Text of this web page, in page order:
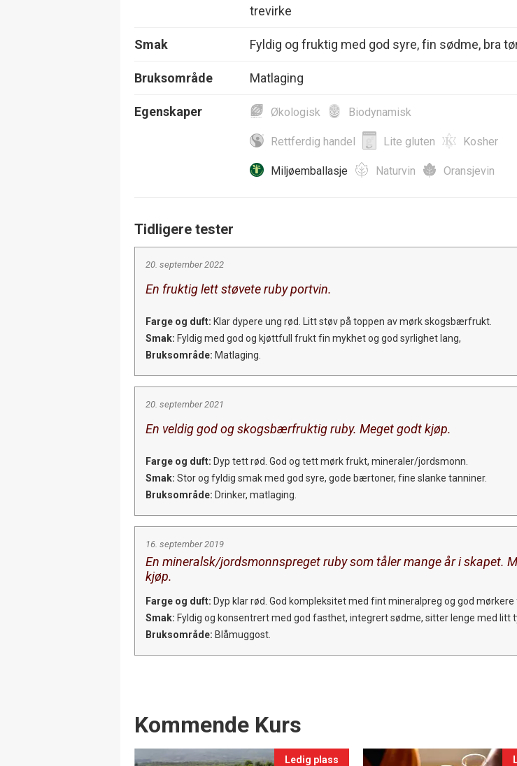
trevirke
Smak Fyldig og fruktig med god syre, fin sødme, bra
Bruksområde Matlaging
Egenskaper Økologisk Biodynamisk
Rettferdig handel Lite gluten Kosher
Miljøemballasje Naturvin Oransjevin
Tidligere tester
20. september 2022
En fruktig lett støvete ruby portvin.
Farge og duft: Klar dypere ung rød. Litt støv på toppen av mørk skogsbærfrukt.
Smak: Fyldig med god og kjøttfull frukt fin mykhet og god syrlighet lang,
Bruksområde: Matlaging.
20. september 2021
En veldig god og skogsbærfruktig ruby. Meget godt kjøp.
Farge og duft: Dyp tett rød. God og tett mørk frukt, mineraler/jordsmonn.
Smak: Stor og fyldig smak med god syre, gode bærtoner, fine slanke tanniner.
Bruksområde: Drinker, matlaging.
16. september 2019
En mineralsk/jordsmonnspreget ruby som tåler mange år i skapet.
kjøp.
Farge og duft: Dyp klar rød. God kompleksitet med fint mineralpreg og god mørkere
Smak: Fyldig og konsentrert med god fasthet, integrert sødme, sitter lenge med litt
Bruksområde: Blåmuggost.
Events
Kommende Kurs
Ledig plass